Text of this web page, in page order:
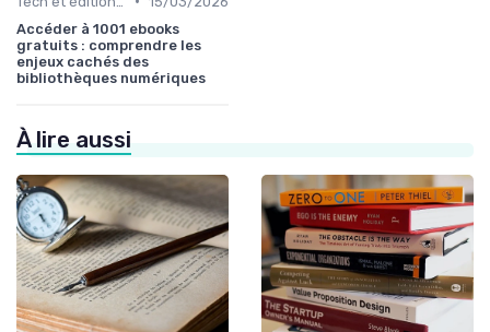
Accéder à 1001 ebooks
gratuits : comprendre les
enjeux cachés des
bibliothèques numériques
À lire aussi